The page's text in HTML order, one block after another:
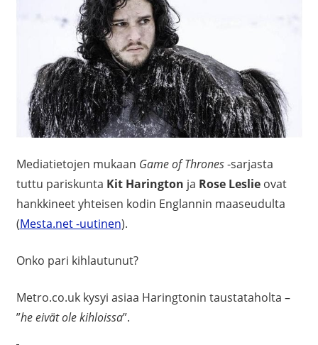
Mediatietojen mukaan Game of Thrones-sarjasta
tuttu pariskunta Kit Harington ja Rose Leslieovat
hankkineet yhteisen kodin Englannin maaseudulta
(Mesta.net -uutinen).
Onko pari kihlautunut?
Metro.co.uk kysyi asiaa Haringtonin taustataholta –
”he eivät ole kihloissa”.